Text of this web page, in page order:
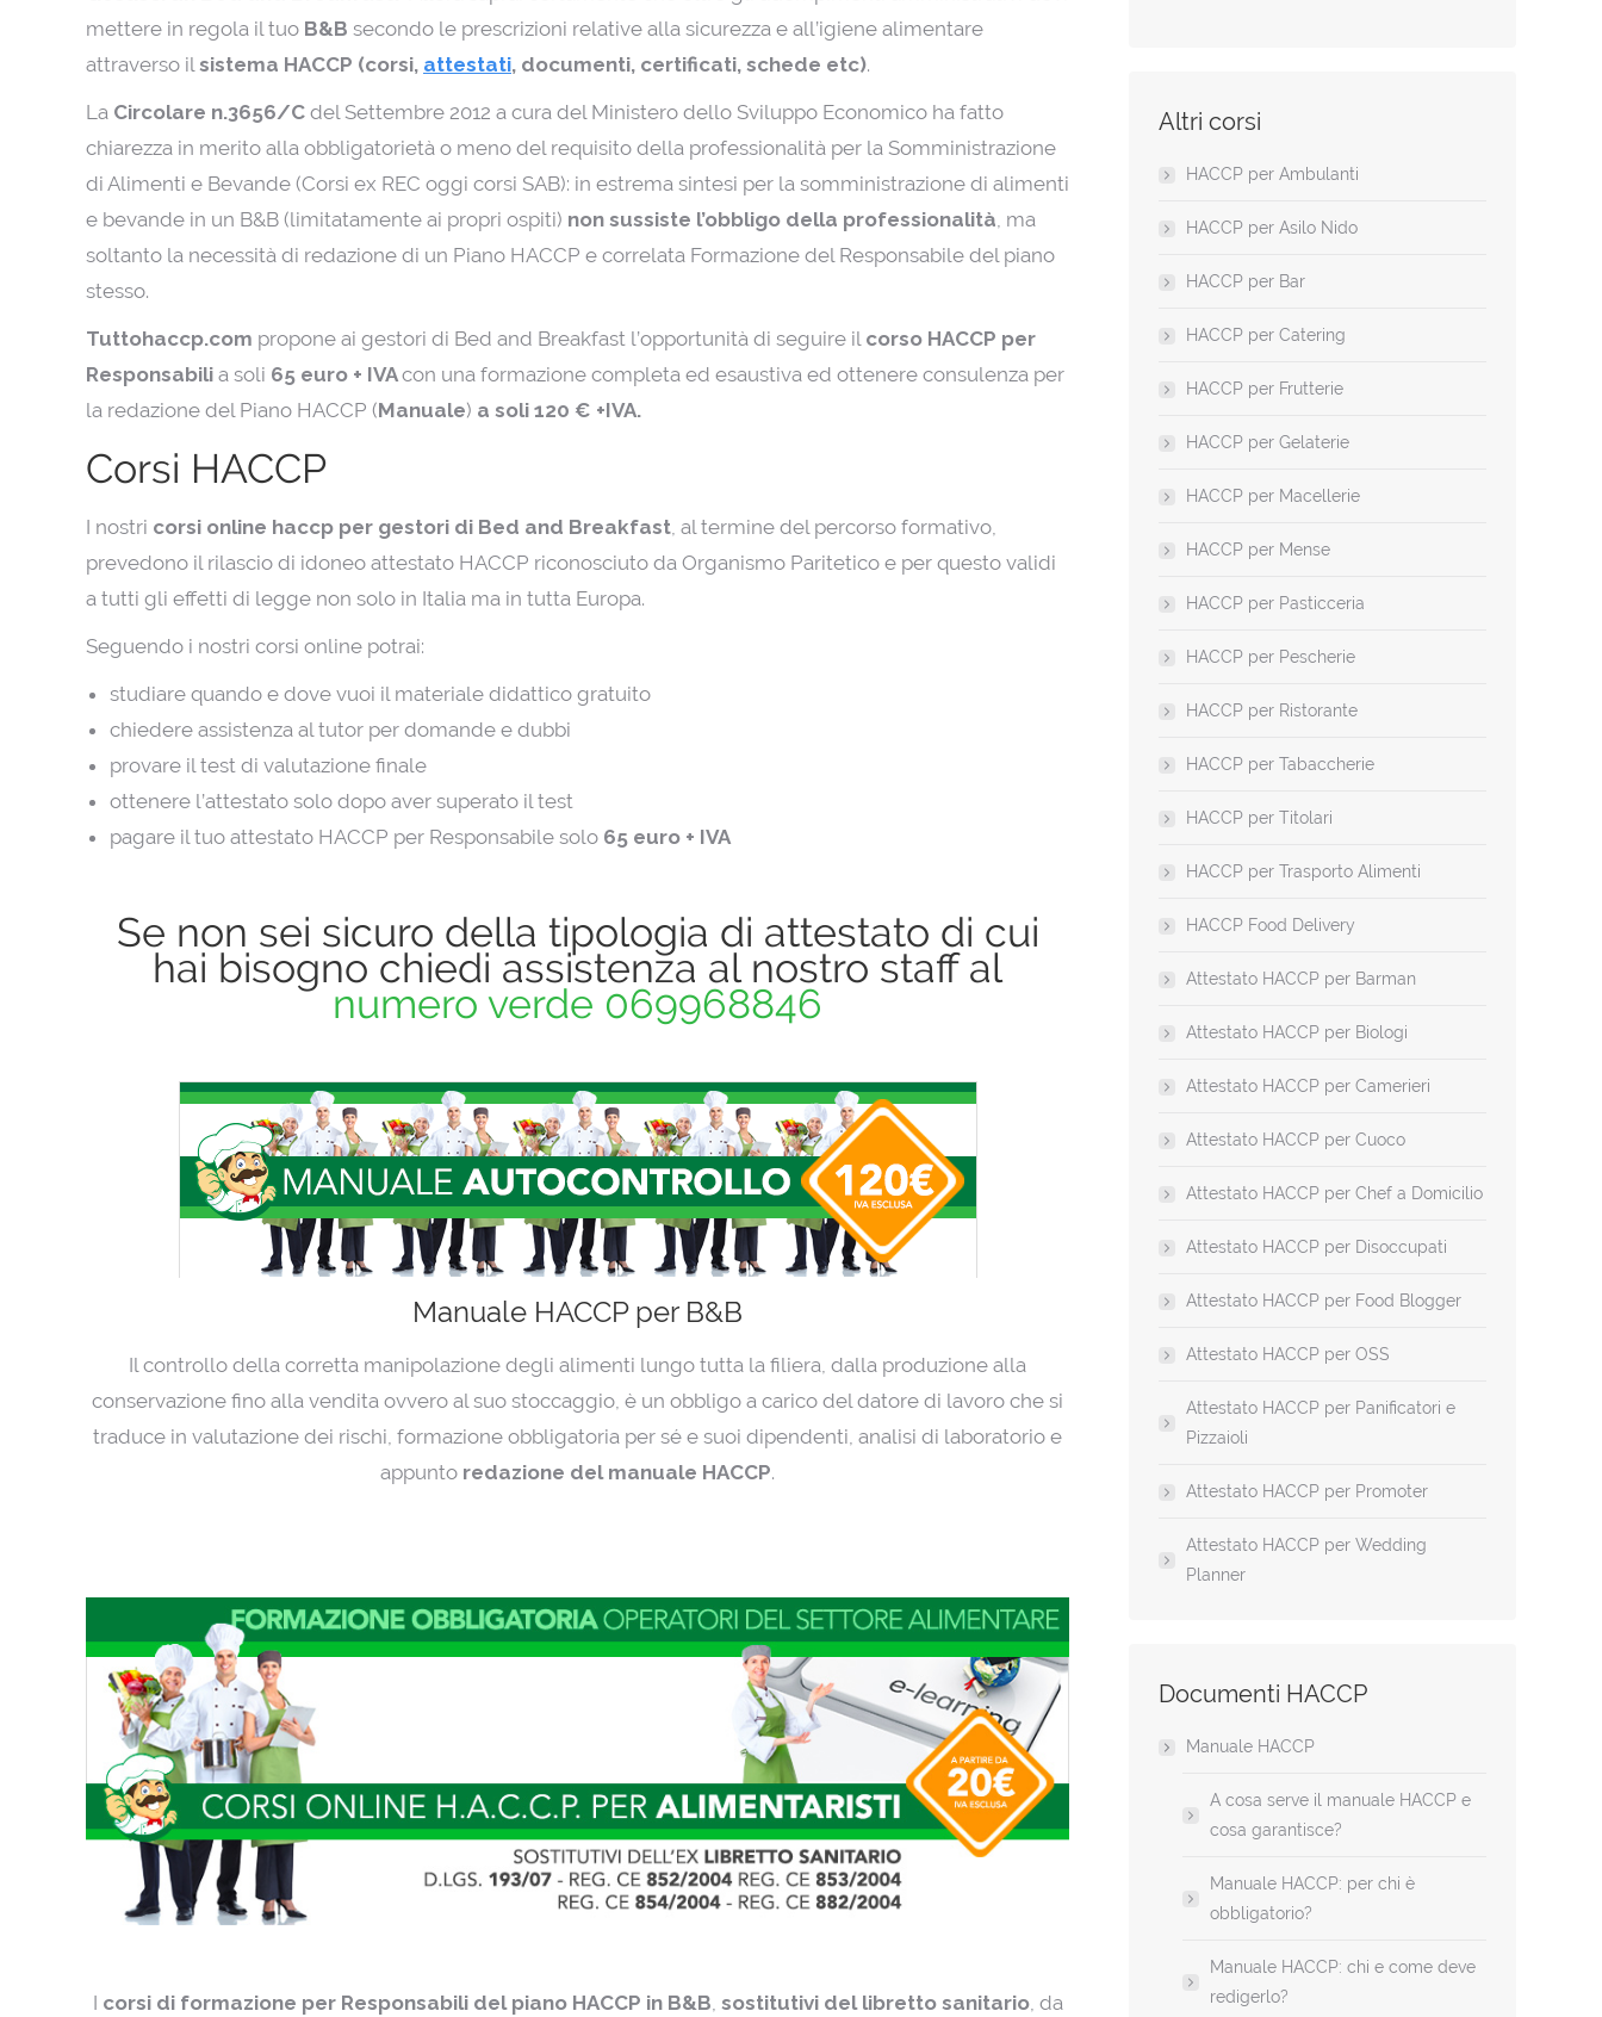
mettere in regola il tuo B&B secondo le prescrizioni relative alla sicurezza e all’igiene alimentare
attraverso ilsistema HACCP (corsi, attestati, documenti, certificati, schede etc).
La Circolare n.3656/C del Settembre 2012 a cura del Ministero dello Sviluppo Economico ha fatto
chiarezza in merito alla obbligatorietà o meno del requisito della professionalità per la Somministrazione
di Alimenti e Bevande (Corsi ex REC oggi corsi SAB): in estrema sintesi per la somministrazione di alimenti
e bevande in un B&B (limitatamente ai propri ospiti) non sussiste l’obbligo della professionalità, ma
soltanto la necessità di redazione di un Piano HACCP e correlata Formazione del Responsabile del piano
stesso.
Tuttohaccp.com propone ai gestori di Bed and Breakfast l’opportunità di seguire il corso HACCP per
Responsabili a soli 65 euro + IVAcon una formazione completa ed esaustiva ed ottenere consulenza per
la redazione del Piano HACCP (Manuale) a soli 120 € +IVA.
Corsi HACCP
I nostri corsi online haccp per gestori di Bed and Breakfast, al termine del percorso formativo,
prevedono il rilascio di idoneo attestato HACCP riconosciuto da Organismo Paritetico e per questo validi
a tutti gli effetti di legge non solo in Italia ma in tutta Europa.
Seguendo i nostri corsi online potrai:
studiare quando e dove vuoi il materiale didattico gratuito
chiedere assistenza al tutor per domande e dubbi
provare il test di valutazione finale
ottenere l’attestato solo dopo aver superato il test
pagare il tuo attestato HACCP per Responsabile solo 65 euro + IVA
Se non sei sicuro della tipologia di attestato di cui
hai bisogno chiedi assistenza al nostro staff al
numero verde 069968846
Manuale HACCP per B&B
Il controllo della corretta manipolazione degli alimenti lungo tutta la filiera, dalla produzione alla
conservazione fino alla vendita ovvero al suo stoccaggio, è un obbligo a carico del datore di lavoro che si
traduce in valutazione dei rischi, formazione obbligatoria per sé e suoi dipendenti, analisi di laboratorio e
appunto redazione del manuale HACCP.
I corsi di formazione per Responsabili del piano HACCP in B&B sostitutivi del libretto sanitario, da
Altri corsi
HACCP per Ambulanti
HACCP per Asilo Nido
HACCP per Bar
HACCP per Catering
HACCP per Frutterie
HACCP per Gelaterie
HACCP per Macellerie
HACCP per Mense
HACCP per Pasticceria
HACCP per Pescherie
HACCP per Ristorante
HACCP per Tabaccherie
HACCP per Titolari
HACCP per Trasporto Alimenti
HACCP Food Delivery
Attestato HACCP per Barman
Attestato HACCP per Biologi
Attestato HACCP per Camerieri
Attestato HACCP per Cuoco
Attestato HACCP per Chef a Domicilio
Attestato HACCP per Disoccupati
Attestato HACCP per Food Blogger
Attestato HACCP per OSS
Attestato HACCP per Panificatori e
Pizzaioli
Attestato HACCP per Promoter
Attestato HACCP per Wedding
Planner
Documenti HACCP
Manuale HACCP
A cosa serve il manuale HACCP e
cosa garantisce?
Manuale HACCP: per chi è
obbligatorio?
Manuale HACCP: chi e come deve
redigerlo?